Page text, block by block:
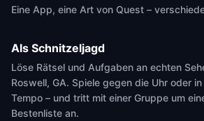
Eine App, eine Art von Quest –
Als Schnitzeljagd
Löse Rätsel und Aufgaben an echten
Roswell, GA. Spiele gegen die Uhr oder
Tempo – und tritt mit einer Gruppe um
Bestenliste an.